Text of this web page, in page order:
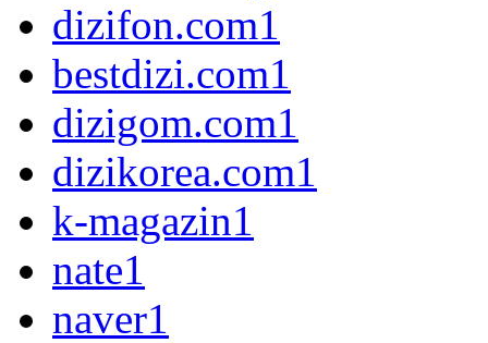
dizifon.com1
bestdizi.com1
dizigom.com1
dizikorea.com1
k-magazin1
nate1
naver1